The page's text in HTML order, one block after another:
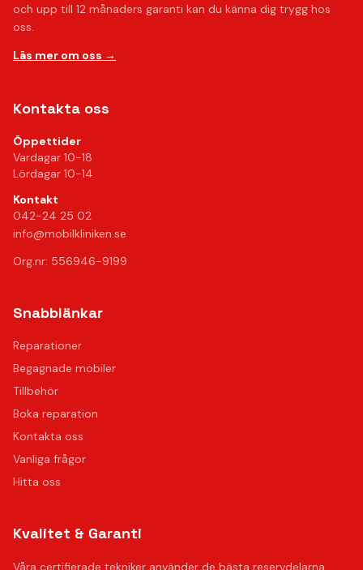
och upp till 12 månaders garanti kan du känna dig trygg hos
oss.
Läs mer om oss →
Kontakta oss
Öppettider
Vardagar 10-18
Lördagar 10-14
Kontakt
042-24 25 02
info@mobilkliniken.se
Org.nr: 556946-9199
Snabblänkar
Reparationer
Begagnade mobiler
Tillbehör
Boka reparation
Kontakta oss
Vanliga frågor
Hitta oss
Kvalitet & Garanti
Våra certifierade tekniker använder de bästa reservdelarna